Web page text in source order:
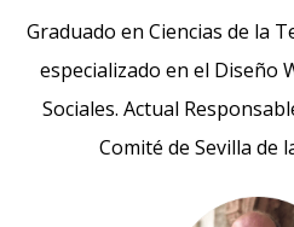
Graduado en Ciencias de la
especializado en el Diseño
Sociales. Actual
Comité de Sevilla de